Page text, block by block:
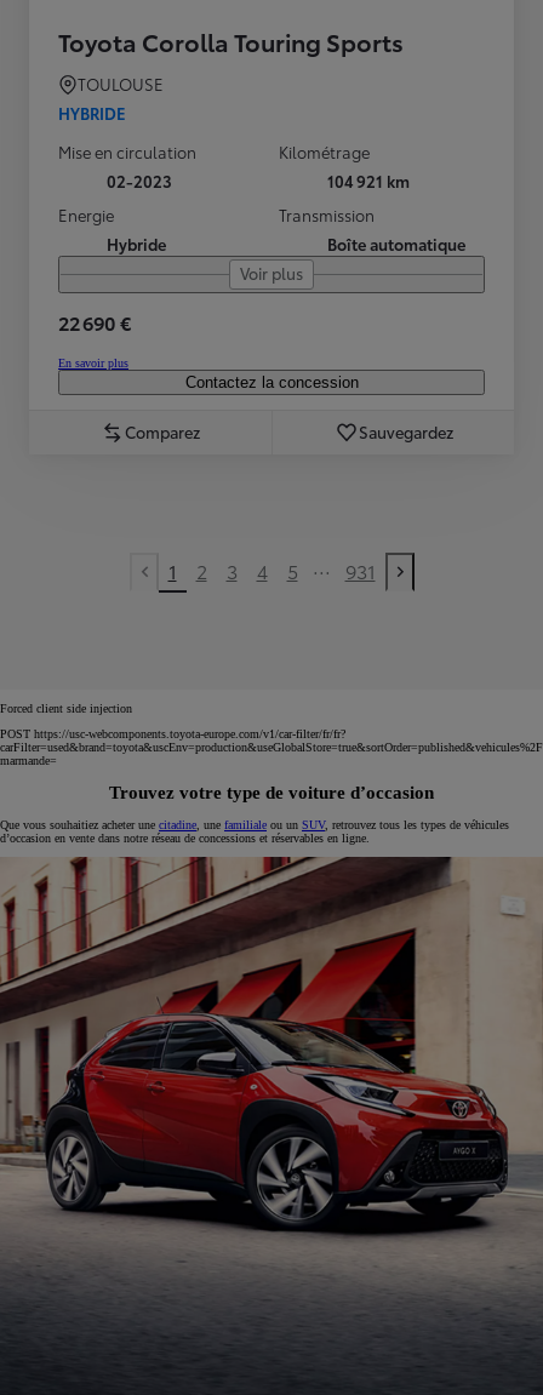
Toyota Corolla Touring Sports
TOULOUSE
HYBRIDE
Mise en circulation
02-2023
Kilométrage
104 921 km
Energie
Hybride
Transmission
Boîte automatique
Voir plus
22 690 €
En savoir plus
Contactez la concession
Comparez Sauvegardez
Previous page
1 2 3 4 5 ... 931
Next page
Forced client side injection
POST https://usc-webcomponents.toyota-europe.com/v1/car-filter/fr/fr?
marmande=
Trouvez votre type de voiture d’occasion
Que vous souhaitiez acheter une citadine , une familiale ou un SUV, retrouvez tous les types de véhicules
d’occasion en vente dans notre réseau de concessions et réservables en ligne.